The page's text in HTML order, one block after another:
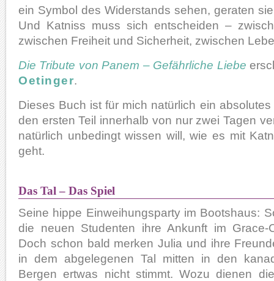
ein Symbol des Widerstands sehen, geraten
Und Katniss muss sich entscheiden –
zwischen Freiheit und Sicherheit, zwischen
Die Tribute von Panem – Gefährliche Liebe
Oetinger.
Dieses Buch ist für mich natürlich ein
den ersten Teil innerhalb von nur zwei Tagen
natürlich unbedingt wissen will, wie es mit
geht.
Das Tal – Das Spiel
Seine hippe Einweihungsparty im Bootshaus:
die neuen Studenten ihre Ankunft im Grace-
Doch schon bald merken Julia und ihre
in dem abgelegenen Tal mitten in den
Bergen ertwas nicht stimmt. Wozu dienen